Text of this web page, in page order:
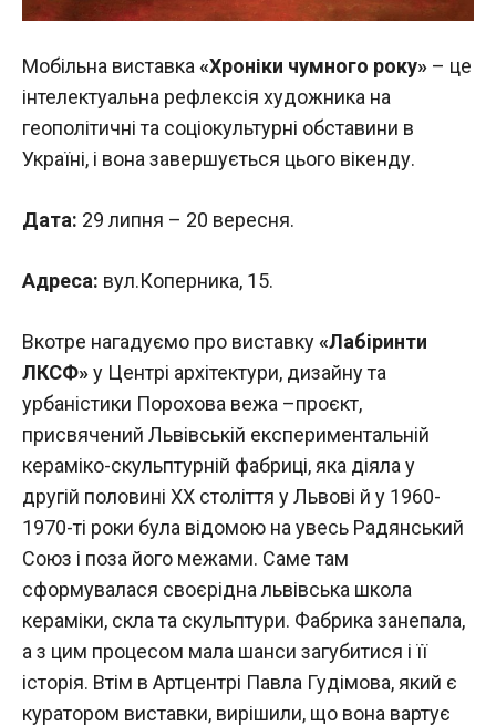
Мобільна виставка «Хроніки чумного року» – це
інтелектуальна рефлексія художника на
геополітичні та соціокультурні обставини в
Україні, і вона завершується цього вікенду.
Дата: 29 липня – 20 вересня.
Адреса: вул.Коперника, 15.
Вкотре нагадуємо про виставку«Лабіринти
ЛКСФ»у Центрі архітектури, дизайну та
урбаністики Порохова вежа –проєкт,
присвячений Львівській експериментальній
кераміко-скульптурній фабриці, яка діяла у
другій половині ХХ століття у Львові й у 1960-
1970-ті роки була відомою на увесь Радянський
Союз і поза його межами. Саме там
сформувалася своєрідна львівська школа
кераміки, скла та скульптури. Фабрика занепала,
а з цим процесом мала шанси загубитися і її
історія. Втім в Артцентрі Павла Гудімова, який є
куратором виставки, вирішили, що вона вартує